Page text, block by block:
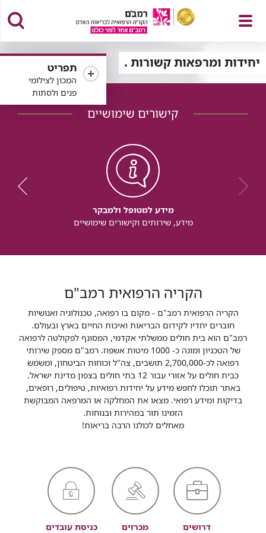
פתח
תפריט
תפריט
המכון לצילומי
פנים ולסתות
יחידות ומרפאות קשורות
קישורים שימושיים
מידע למטופל ולמבקר
מידע, שירותים וקישורים שימושיים
הקריה הרפואית רמב"ם
הקריה הרפואית רמב"ם - מקום בו רפואה, טכנולוגיה ואנושיות
חוברים יחדיו לקידום הבריאות ואיכות החיים בארץ ובעולם.
רמב"ם הוא בית חולים ממשלתי אקדמי, המסונף לפקולטה לרפואה
של הטכניון ומונה כ- 1000 מיטות אשפוז. רמב"ם מספק שירותי
רפואה לכ-2,700,000 תושבים, צה"ל וכוחות הביטחון, ומשמש
כבית חולים על אזורי עבור 12 בתי חולים בצפון מדינת ישראל.
באתר תוכלו לחפש מידע על יחידות רפואיות, טיפולים, רופאים,
בדיקות ומידע רפואי. מצאו את המחלקה או המרפאה המבוקשת
הזמינו תור במהירות ובנוחות.
מאחלים לכולנו הרבה בריאות!
דרושים מכרזים כניסת עובדים